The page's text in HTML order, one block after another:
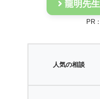
龍明先
PR
人気の相談